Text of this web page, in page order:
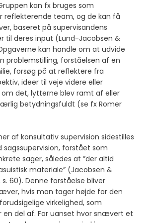
kan fx bruges som
reflekterende team, og de kan få
baseret på supervisandens
til deres input (Lund-Jacobsen &
kan handle om at udvide
problemstilling, forståelsen af en
forsøg på at reflektere fra
ideer til veje videre eller
det, lytterne blev ramt af eller
betydningsfuldt (se fx Romer
af konsultativ supervision sidestilles
sagssupervision, forstået som
sager, således at ”der altid
materiale” (Jacobsen &
s. 60). Denne forståelse bliver
hvis man tager højde for den
virkelighed, som
en del af. For uanset hvor snævert et